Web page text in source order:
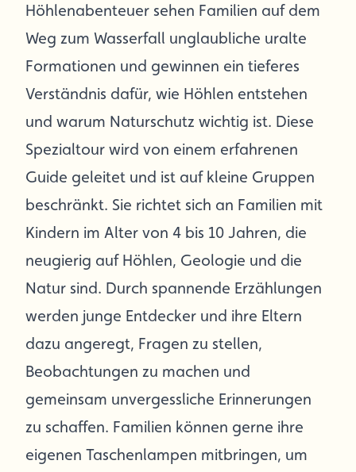
Höhlenabenteuer sehen Familien auf dem
Weg zum Wasserfall unglaubliche uralte
Formationen und gewinnen ein tieferes
Verständnis dafür, wie Höhlen entstehen
und warum Naturschutz wichtig ist. Diese
Spezialtour wird von einem erfahrenen
Guide geleitet und ist auf kleine Gruppen
beschränkt. Sie richtet sich an Familien mit
Kindern im Alter von 4 bis 10 Jahren, die
neugierig auf Höhlen, Geologie und die
Natur sind. Durch spannende Erzählungen
werden junge Entdecker und ihre Eltern
dazu angeregt, Fragen zu stellen,
Beobachtungen zu machen und
gemeinsam unvergessliche Erinnerungen
zu schaffen. Familien können gerne ihre
eigenen Taschenlampen mitbringen, um